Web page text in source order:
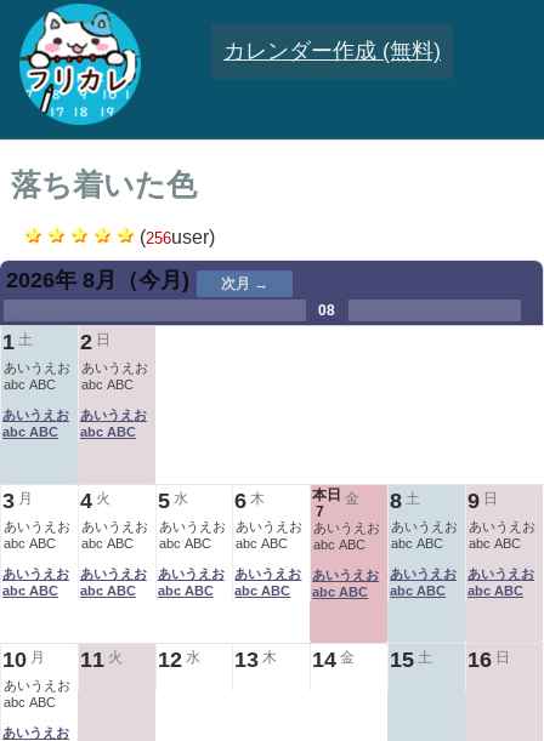
カレンダー作成 (無料)
落ち着いた色
(256user)
2026年 8月 （今月)
次月 →
08
1 土
あいうえお
abc ABC
あいうえお
abc ABC
2 日
あいうえお
abc ABC
あいうえお
abc ABC
3 月
あいうえお
abc ABC
あいうえお
abc ABC
4 火
あいうえお
abc ABC
あいうえお
abc ABC
5 水
あいうえお
abc ABC
あいうえお
abc ABC
6 木
あいうえお
abc ABC
あいうえお
abc ABC
本日
7
金
あいうえお
abc ABC
あいうえお
abc ABC
8 土
あいうえお
abc ABC
あいうえお
abc ABC
9 日
あいうえお
abc ABC
あいうえお
abc ABC
10 月
あいうえお
abc ABC
あいうえお
11 火 12 水 13 木 14 金 15 土 16 日